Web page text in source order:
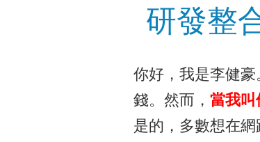
研發整
你好，我是李健
錢。然而， 當我叫
是的，多數想在